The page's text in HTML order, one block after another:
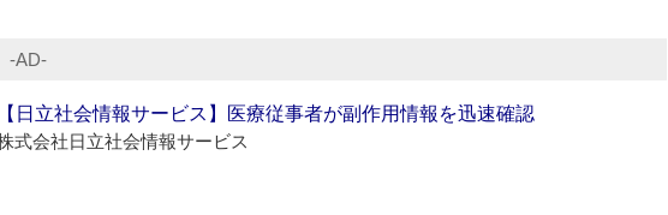
‐AD‐
【日立社会情報サービス】医療従事者が副作用情報を迅速確認
式会社日立社会情報サービス